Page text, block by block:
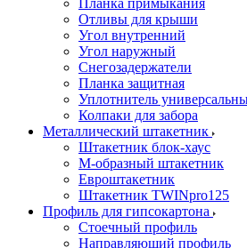
Планка примыкания
Отливы для крыши
Угол внутренний
Угол наружный
Снегозадержатели
Планка защитная
Уплотнитель
Колпаки для забора
Металлический штакетник
Штакетник блок-хаус
М-образный штакетник
Евроштакетник
Штакетник TWINpro125
Профиль для гипсокартона
Стоечный профиль
Направляющий профиль